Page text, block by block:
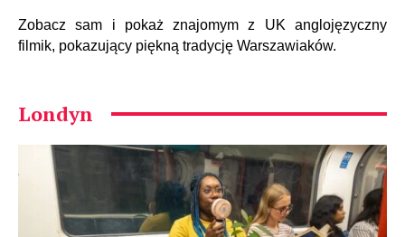
Zobacz sam i pokaż znajomym z UK anglojęzyczny
filmik, pokazujący piękną tradycję Warszawiaków.
Londyn